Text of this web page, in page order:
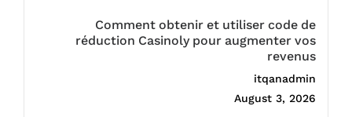
Comment obtenir et utiliser code de
réduction Casinoly pour augmenter vos
revenus
itqanadmin
August 3, 2026